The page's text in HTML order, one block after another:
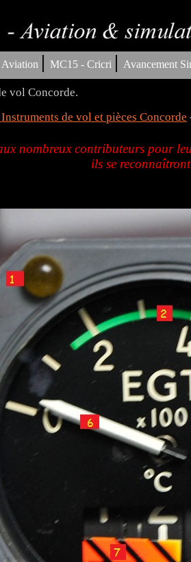
| MC15 - Cricri | Avancement
vol Concorde.
de vol et pièces Concorde
nombreux contributeurs pour
ils se